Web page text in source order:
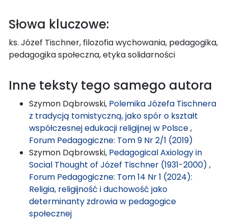
Słowa kluczowe:
ks. Józef Tischner, filozofia wychowania, pedagogika,
pedagogika społeczna, etyka solidarności
Inne teksty tego samego autora
Szymon Dąbrowski, Polemika Józefa Tischnera
z tradycją tomistyczną, jako spór o kształt
współczesnej edukacji religijnej w Polsce,
Forum Pedagogiczne: Tom 9 Nr 2/1 (2019)
Szymon Dąbrowski, Pedagogical Axiology in
Social Thought of Józef Tischner (1931-2000) ,
Forum Pedagogiczne: Tom 14 Nr 1 (2024):
Religia, religijność i duchowość jako
determinanty zdrowia w pedagogice
społecznej